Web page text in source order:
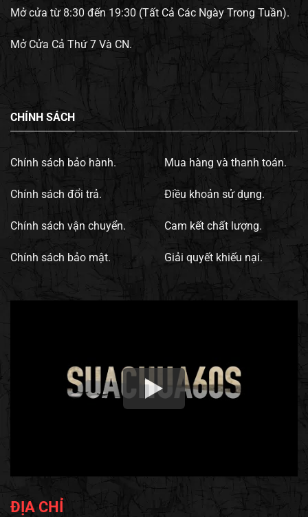
Mở cửa từ 8:30 đến 19:30 (Tất Cả Các Ngày Trong Tuần).
Mở Cửa Cả Thứ 7 Và CN.
CHÍNH SÁCH
Chính sách bảo hành.
Chính sách đổi trả.
Chính sách vận chuyển.
Chính sách bảo mật.
Mua hàng và thanh toán.
Điều khoản sử dụng.
Cam kết chất lượng.
Giải quyết khiếu nại.
ĐỊA CHỈ